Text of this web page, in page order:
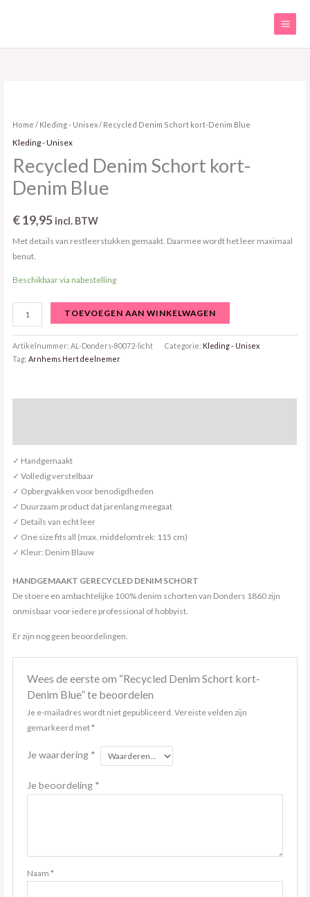
Home / Kleding - Unisex / Recycled Denim Schort kort-Denim Blue
Kleding - Unisex
Recycled Denim Schort kort-
Denim Blue
€19,95 incl. BTW
Met details van restleerstukken gemaakt. Daarmee wordt het leer maximaal
benut.
Beschikbaar via nabestelling
Schort
kort-
Blue
aantal
TOEVOEGEN AAN WINKELWAGEN
Artikelnummer:AL-Donders-80072-licht Categorie: Kleding - Unisex
Tag:Arnhems Hert deelnemer
✓ Handgemaakt
✓ Volledig verstelbaar
✓ Opbergvakken voor benodigdheden
✓ Duurzaam product dat jarenlang meegaat
✓ Details van echt leer
✓ One size fits all (max. middelomtrek: 115 cm)
✓ Kleur: Denim Blauw
HANDGEMAAKT GERECYCLED DENIM SCHORT
De stoere en ambachtelijke 100% denim schorten van Donders 1860 zijn
onmisbaar voor iedere professional of hobbyist.
Er zijn nog geen beoordelingen.
Wees de eerste om “Recycled Denim Schort kort-
Denim Blue” te beoordelen
Je e-mailadres wordt niet gepubliceerd. Vereiste velden zijn
gemarkeerd met*
Je waardering *
Je beoordeling *
Naam*